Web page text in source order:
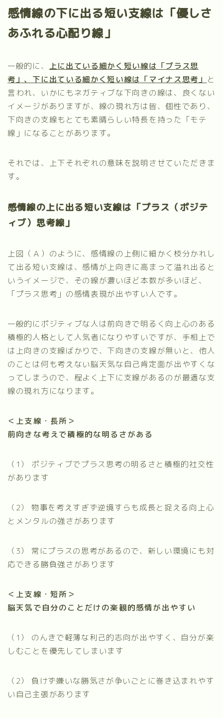
感情線の下に出る短い支線は「優しさ
あふれる心配り線」
一般的に、 上に出ている細かく短い線は「プラス思
考」、下に出ている細かく短い線は「マイナス思考」 と
言われ、いかにもネガティブな下向きの線は、良くない
イメージがありますが、線の現れ方は皆、個性であり、
下向きの支線もとても素晴らしい特長を持った「モテ
線」になることがあります。
それでは、上下それぞれの意味を説明させていただきま
す。
感情線の上に出る短い支線は「プラス（ポジテ
ィブ）思考線」
上図（Ａ）のように、感情線の上側に細かく枝分かれし
て出る短い支線は、感情が上向きに高まって溢れ出ると
いうイメージで、その線が濃いほど本数が多いほど、
「プラス思考」の感情表現が出やすい人です。
一般的にポジティブな人は前向きで明るく向上心のある
積極的人格として人気者になりやすいですが、手相上で
は上向きの支線ばかりで、下向きの支線が無いと、他人
のことは何も考えない脳天気な自己肯定面が出やすくな
ってしまうので、程よく上下に支線があるのが最適な支
線の現れ方になります。
＜上支線・長所＞
前向きな考えで積極的な明るさがある
（1） ポジティブでプラス思考の明るさと積極的社交性
があります
（2） 物事を考えすぎず逆境すらも成長と捉える向上心
とメンタルの強さがあります
（3） 常にプラスの思考があるので、新しい環境にも対
応できる勝負強さがあります
＜上支線・短所＞
脳天気で自分のことだけの楽観的感情が出やすい
（1） のんきで軽薄な利己的志向が出やすく、自分が楽
しむことを優先してしまいます
（2） 負けず嫌いな勝気さが争いごとに巻き込まれやす
い自己主張があります